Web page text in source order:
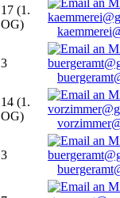
17 (1.
OG)
3
14 (1.
OG)
3